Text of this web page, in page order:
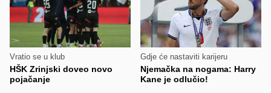
Vratio se u klub
HŠK Zrinjski doveo novo
pojačanje
Gdje će nastaviti karijeru
Njemačka na nogama: Harry
Kane je odlučio!